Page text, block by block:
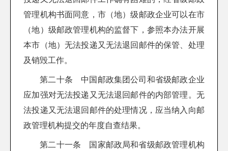
管理机构书面同意，市（地）级邮政企业可以在市
（地）级邮政管理机构的监督下，参照本办法开展
本市（地）无法投递又无法退回邮件的保管、处理
及销毁工作。
第二十条 中国邮政集团公司和省级邮政企业
应加强对无法投递又无法退回邮件的内部管理。无
法投递又无法退回邮件的处理情况，应当纳入向邮
政管理机构提交的年度自查结果。
第二十一条 国家邮政局和省级邮政管理机构